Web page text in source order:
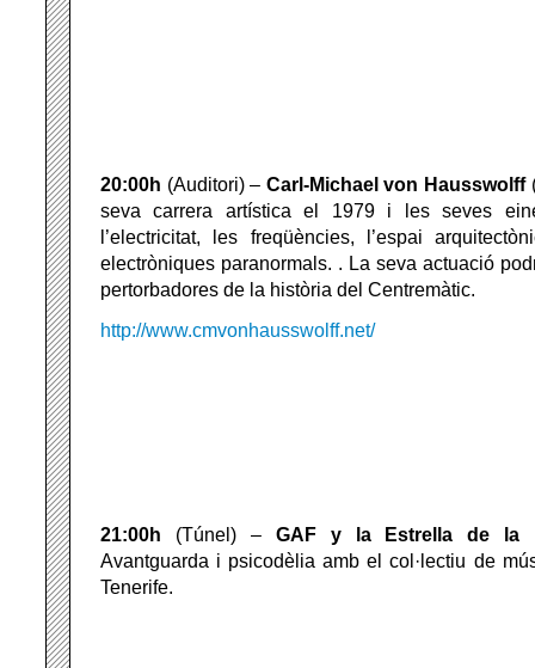
20:00h (Auditori) – Carl-Michael von Hausswolff
seva carrera artística el 1979 i les seves
l’electricitat, les freqüències, l’espai
electròniques paranormals. . La seva actuació
pertorbadores de la història del Centremàtic.
http://www.cmvonhausswolff.net/
21:00h (Túnel) – GAF y la Estrella de la
Avantguarda i psicodèlia amb el col·lectiu de
Tenerife.